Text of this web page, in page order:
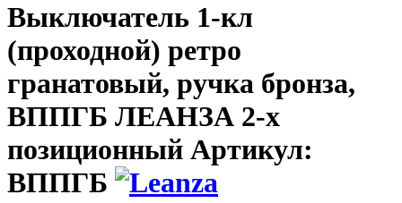
Выключатель 1-кл
(проходной) ретро
гранатовый, ручка бронза,
ВППГБ ЛЕАНЗА 2-х
позиционный Артикул:
ВППГБ